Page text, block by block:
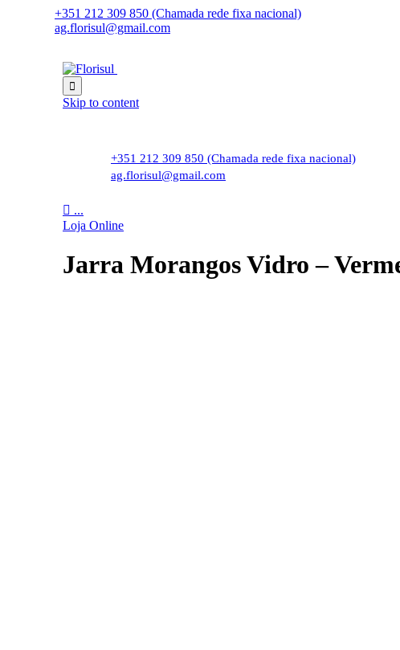
+351 212 309 850 (Chamada rede fixa nacional)
ag.florisul@gmail.com

Skip to content
+351 212 309 850 (Chamada rede fixa nacional)
ag.florisul@gmail.com
 ...
Loja Online
Jarra Morangos Vidro –